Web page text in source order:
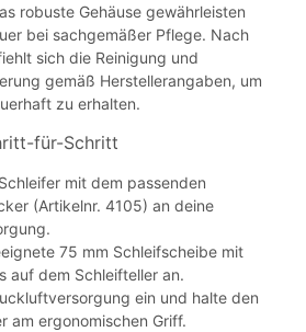
robuste Gehäuse gewährleisten
bei sachgemäßer Pflege. Nach
sich die Reinigung und
gemäß Herstellerangaben, um
zu erhalten.
für-Schritt
mit dem passenden
(Artikelnr. 4105) an deine
75 mm Schleifscheibe mit
auf dem Schleifteller an.
ein und halte den
am ergonomischen Griff.